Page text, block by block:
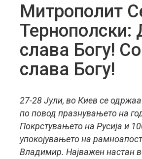
Митрополит
слава Богу!
слава Богу!
27-28 Јули, во Киев се
по повод празнувањето на
Покрстувањето на Русија и
упокојувањето на
Владимир. Најважен настан